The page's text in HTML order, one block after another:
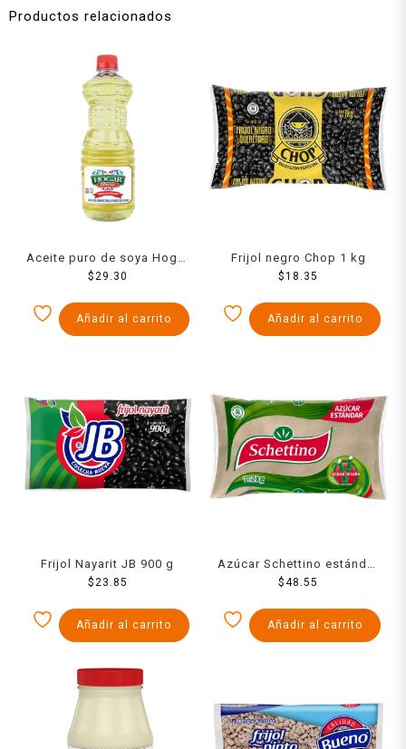
Productos relacionados
Aceite puro de soya Hogar
800 ml
$ 29.30
Añadir al carrito
Frijol negro Chop 1 kg
$18.35
Añadir al carrito
Frijol Nayarit JB 900 g
$ 23.85
Añadir al carrito
Azúcar Schettino estándar
2 Kg
$48.55
Añadir al carrito